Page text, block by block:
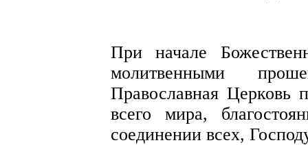
При начале
молитвенными
Православная Церковь
всего мира,
соединении всех,